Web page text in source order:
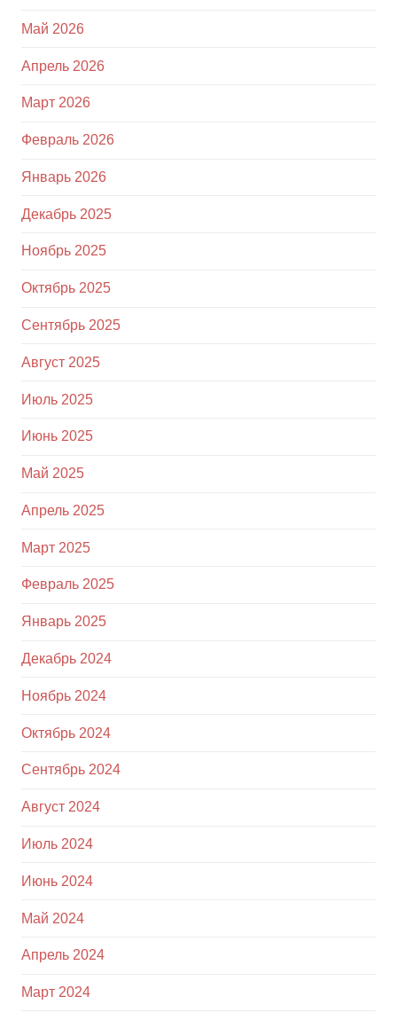
Май 2026
Апрель 2026
Март 2026
Февраль 2026
Январь 2026
Декабрь 2025
Ноябрь 2025
Октябрь 2025
Сентябрь 2025
Август 2025
Июль 2025
Июнь 2025
Май 2025
Апрель 2025
Март 2025
Февраль 2025
Январь 2025
Декабрь 2024
Ноябрь 2024
Октябрь 2024
Сентябрь 2024
Август 2024
Июль 2024
Июнь 2024
Май 2024
Апрель 2024
Март 2024